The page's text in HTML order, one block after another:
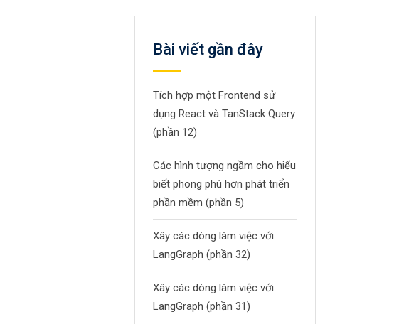
Bài viết gần đây
Tích hợp một Frontend sử
dụng React và TanStack Query
(phần 12)
Các hình tượng ngầm cho hiểu
biết phong phú hơn phát triển
phần mềm (phần 5)
Xây các dòng làm việc với
LangGraph (phần 32)
Xây các dòng làm việc với
LangGraph (phần 31)